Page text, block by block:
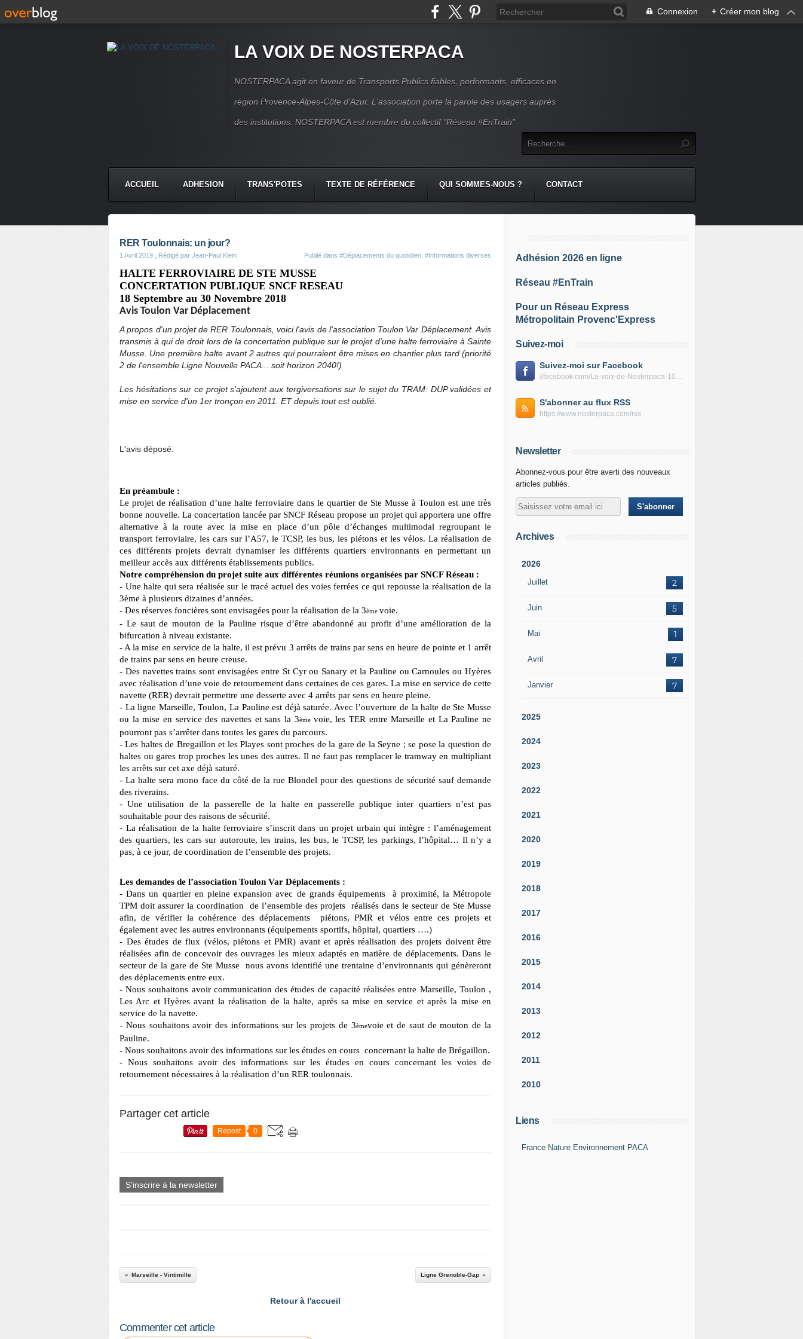
Connexion + Créer mon blog
LA VOIX DE NOSTERPACA
NOSTERPACA agit en faveur de Transports Publics fiables, performants, efficaces en
région Provence-Alpes-Côte d'Azur. L'association porte la parole des usagers auprès
des institutions. NOSTERPACA est membre du collectif "Réseau #EnTrain"
ACCUEIL ADHESION TRANS'POTES TEXTE DE RÉFÉRENCE QUI SOMMES-NOUS ? CONTACT
RER Toulonnais: un jour?
1 Avril 2019 , Rédigé par Jean-Paul Klein Publié dans #Déplacements du quotidien #Informations diverses
HALTE FERROVIAIRE DE STE MUSSE
CONCERTATION PUBLIQUE SNCF RESEAU
18 Septembre au 30 Novembre 2018
Avis Toulon Var Déplacement
A propos d'un projet de RER Toulonnais, voici l'avis de l'association Toulon Var Déplacement. Avis
transmis à qui de droit lors de la concertation publique sur le projet d'une halte ferroviaire à Sainte
Musse. Une première halte avant 2 autres qui pourraient être mises en chantier plus tard (priorité
2 de l'ensemble Ligne Nouvelle PACA... soit horizon 2040!)
Les hésitations sur ce projet s'ajoutent aux tergiversations sur le sujet du TRAM: DUP validées et
mise en service d'un 1er tronçon en 2011. ET depuis tout est oublié.
L'avis déposé:
En préambule :
Le projet de réalisation d’une halte ferroviaire dans le quartier de Ste Musse à Toulon est une très
bonne nouvelle. La concertation lancée par SNCF Réseau propose un projet qui apportera une offre
alternative à la route avec la mise en place d’un pôle d’échanges multimodal regroupant le
transport ferroviaire, les cars sur l’A57, le TCSP, les bus, les piétons et les vélos. La réalisation de
ces différents projets devrait dynamiser les différents quartiers environnants en permettant un
meilleur accès aux différents établissements publics.
Notre compréhension du projet suite aux différentes réunions organisées par SNCF Réseau :
- Une halte qui sera réalisée sur le tracé actuel des voies ferrées ce qui repousse la réalisation de la
3ème à plusieurs dizaines d’années.
- Des réserves foncières sont envisagées pour la réalisation de la 3ème voie.
- Le saut de mouton de la Pauline risque d’être abandonné au profit d’une amélioration de la
bifurcation à niveau existante.
- A la mise en service de la halte, il est prévu 3 arrêts de trains par sens en heure de pointe et 1 arrêt
de trains par sens en heure creuse.
- Des navettes trains sont envisagées entre St Cyr ou Sanary et la Pauline ou Carnoules ou Hyères
avec réalisation d’une voie de retournement dans certaines de ces gares. La mise en service de cette
navette (RER) devrait permettre une desserte avec 4 arrêts par sens en heure pleine.
- La ligne Marseille, Toulon, La Pauline est déjà saturée. Avec l’ouverture de la halte de Ste Musse
ou la mise en service des navettes et sans la 3ème voie, les TER entre Marseille et La Pauline ne
pourront pas s’arrêter dans toutes les gares du parcours.
- Les haltes de Bregaillon et les Playes sont proches de la gare de la Seyne ; se pose la question de
haltes ou gares trop proches les unes des autres. Il ne faut pas remplacer le tramway en multipliant
les arrêts sur cet axe déjà saturé.
- La halte sera mono face du côté de la rue Blondel pour des questions de sécurité sauf demande
des riverains.
- Une utilisation de la passerelle de la halte en passerelle publique inter quartiers n’est pas
souhaitable pour des raisons de sécurité.
- La réalisation de la halte ferroviaire s’inscrit dans un projet urbain qui intègre : l’aménagement
des quartiers, les cars sur autoroute, les trains, les bus, le TCSP, les parkings, l’hôpital… Il n’y a
pas, à ce jour, de coordination de l’ensemble des projets.
Les demandes de l’association Toulon Var Déplacements :
- Dans un quartier en pleine expansion avec de grands équipements à proximité, la Métropole
TPM doit assurer la coordination de l’ensemble des projets réalisés dans le secteur de Ste Musse
afin, de vérifier la cohérence des déplacements piétons, PMR et vélos entre ces projets et
également avec les autres environnants (équipements sportifs, hôpital, quartiers ….)
- Des études de flux (vélos, piétons et PMR) avant et après réalisation des projets doivent être
réalisées afin de concevoir des ouvrages les mieux adaptés en matière de déplacements. Dans le
secteur de la gare de Ste Musse nous avons identifié une trentaine d’environnants qui génèreront
des déplacements entre eux.
- Nous souhaitons avoir communication des études de capacité réalisées entre Marseille, Toulon ,
Les Arc et Hyères avant la réalisation de la halte, après sa mise en service et après la mise en
service de la navette.
- Nous souhaitons avoir des informations sur les projets de 3èmevoie et de saut de mouton de la
Pauline.
- Nous souhaitons avoir des informations sur les études en cours concernant la halte de Brégaillon.
- Nous souhaitons avoir des informations sur les études en cours concernant les voies de
retournement nécessaires à la réalisation d’un RER toulonnais.
Partager cet article
Repost 0
S'inscrire à la newsletter
Marseille - Vintimille Ligne Grenoble-Gap
Retour à l'accueil
Commenter cet article
Adhésion 2026 en ligne
Réseau #EnTrain
Pour un Réseau Express
Métropolitain Provenc'Express
Suivez-moi
Suivez-moi sur Facebook
//facebook.com/La-voix-de-Nosterpaca-106434384284735
S'abonner au flux RSS
https://www.nosterpaca.com/rss
Newsletter
Abonnez-vous pour être averti des nouveaux
articles publiés.
Archives
2026
Juillet 2
Juin 5
Mai 1
Avril 7
Janvier 7
2025
2024
2023
2022
2021
2020
2019
2018
2017
2016
2015
2014
2013
2012
2011
2010
Liens
France Nature Environnement PACA